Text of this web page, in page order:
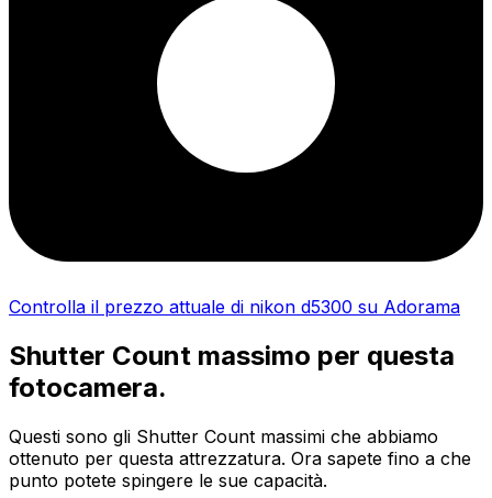
Controlla il prezzo attuale di nikon d5300 su Adorama
Shutter Count massimo per questa
fotocamera.
Questi sono gli Shutter Count massimi che abbiamo
ottenuto per questa attrezzatura. Ora sapete fino a che
punto potete spingere le sue capacità.